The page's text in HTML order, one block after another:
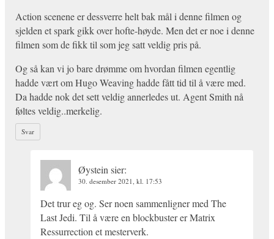
Action scenene er dessverre helt bak mål i denne filmen og
sjelden et spark gikk over hofte-høyde. Men det er noe i denne
filmen som de fikk til som jeg satt veldig pris på.
Og så kan vi jo bare drømme om hvordan filmen egentlig
hadde vært om Hugo Weaving hadde fått tid til å være med.
Da hadde nok det sett veldig annerledes ut. Agent Smith nå
føltes veldig..merkelig.
Svar
Øysteinsier:
30. desember 2021, kl. 17:53
Det trur eg og. Ser noen sammenligner med The
Last Jedi. Til å være en blockbuster er Matrix
Ressurrection et mesterverk.